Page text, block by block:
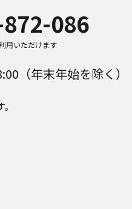
086
用いただけます
（年末年始を除く）